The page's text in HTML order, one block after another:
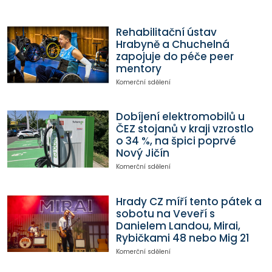
Rehabilitační ústav
Hrabyně a Chuchelná
zapojuje do péče peer
mentory
Komerční sdělení
Dobíjení elektromobilů u
ČEZ stojanů v kraji vzrostlo
o 34 %, na špici poprvé
Nový Jičín
Komerční sdělení
Hrady CZ míří tento pátek a
sobotu na Veveří s
Danielem Landou, Mirai,
Rybičkami 48 nebo Mig 21
Komerční sdělení